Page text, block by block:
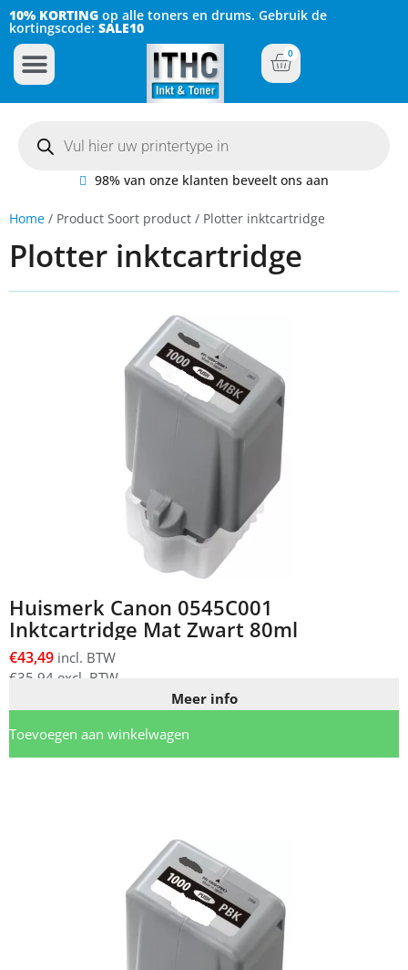
10% KORTING op alle toners en drums. Gebruik de
kortingscode: SALE10
0
98% van onze klanten beveelt ons aan
Home / Product Soort product / Plotter inktcartridge
Plotter inktcartridge
Huismerk Canon 0545C001
Inktcartridge Mat Zwart 80ml
€43,49 incl. BTW
€35,94 excl. BTW
Meer info
Toevoegen aan winkelwagen